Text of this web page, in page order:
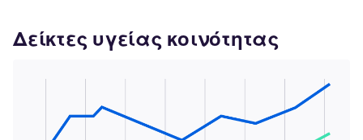
Δείκτες υγείας κοινότητας